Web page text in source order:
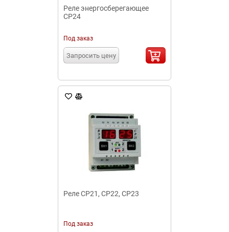
Реле энергосберегающее
СР24
Под заказ
Запросить цену
Реле СР21, СР22, СР23
Под заказ